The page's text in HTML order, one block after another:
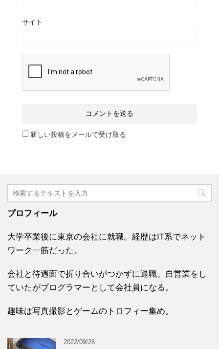
サイト
新しい投稿をメールで受け取る
プロフィール
大学卒業後に東京の会社に就職。経歴はIT系でネット
ワーク一筋だった。
会社と待遇面で折り合いがつかずに退職。自営業をし
ていたがプログラマーとして会社員になる。
趣味は写真撮影とゲームのトロフィー集め。
2022/09/26